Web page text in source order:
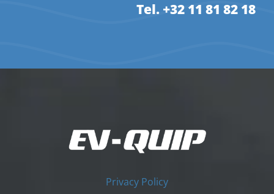
Tel. +32 11 81 82 18
Privacy Policy